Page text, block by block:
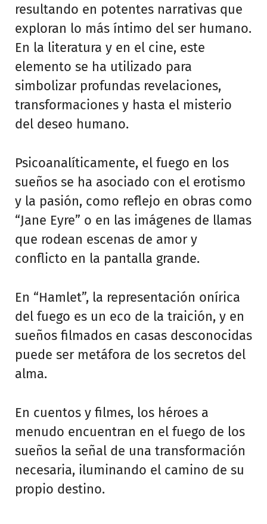
resultando en potentes narrativas que
exploran lo más íntimo del ser humano.
En la literatura y en el cine, este
elemento se ha utilizado para
simbolizar profundas revelaciones,
transformaciones y hasta el misterio
del deseo humano.
Psicoanalíticamente, el fuego en los
sueños se ha asociado con el erotismo
y la pasión, como reflejo en obras como
“Jane Eyre” o en las imágenes de llamas
que rodean escenas de amor y
conflicto en la pantalla grande.
En “Hamlet”, la representación onírica
del fuego es un eco de la traición, y en
sueños filmados en casas desconocidas
puede ser metáfora de los secretos del
alma.
En cuentos y filmes, los héroes a
menudo encuentran en el fuego de los
sueños la señal de una transformación
necesaria, iluminando el camino de su
propio destino.